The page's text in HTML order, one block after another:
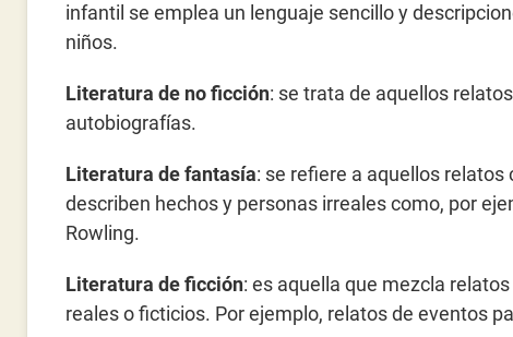
infantil se emplea un lenguaje sencillo y
niños.
Literatura de no ficción: se trata de aquellos
autobiografías.
Literatura de fantasía: se refiere a aquellos
describen hechos y personas irreales como, por
Rowling.
Literatura de ficción: es aquella que mezcla
reales o ficticios. Por ejemplo, relatos de eventos